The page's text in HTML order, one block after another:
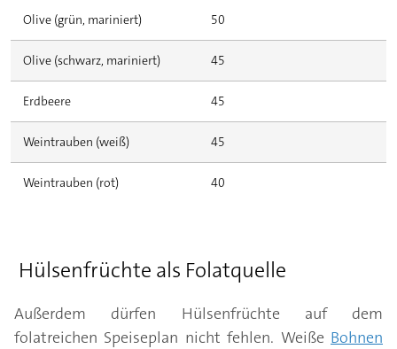
Olive (grün, mariniert) 50
Olive (schwarz, mariniert) 45
Erdbeere 45
Weintrauben (weiß) 45
Weintrauben (rot) 40
Hülsenfrüchte als Folatquelle
Außerdem dürfen Hülsenfrüchte auf dem
folatreichen Speiseplan nicht fehlen. Weiße Bohnen